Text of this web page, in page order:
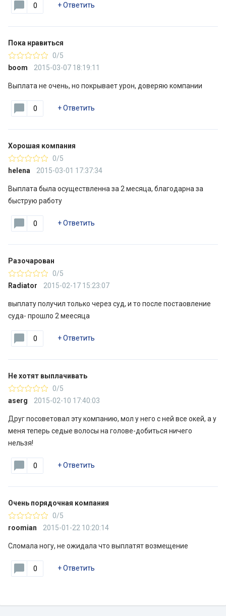
0 +Ответить
Пока нравиться
0/5
boom
2015-03-07 18:19:11
Выплата не очень, но покрывает урон, доверяю компании
0 +Ответить
Хорошая компания
0/5
helena
2015-03-01 17:37:34
Выплата была осуществленна за 2 месяца, благодарна за
быструю работу
0 +Ответить
Разочарован
0/5
Radiator
2015-02-17 15:23:07
выплату получил только через суд, и то после постаовление
суда- прошло 2 меесяца
0 +Ответить
Не хотят выплачивать
0/5
aserg
2015-02-10 17:40:03
Друг посоветовал эту компанию, мол у него с ней все окей, а у
меня теперь седые волосы на голове-добиться ничего
нельзя!
0 +Ответить
Очень порядочная компания
0/5
roomian
2015-01-22 10:20:14
Сломала ногу, не ожидала что выплатят возмещение
0 +Ответить